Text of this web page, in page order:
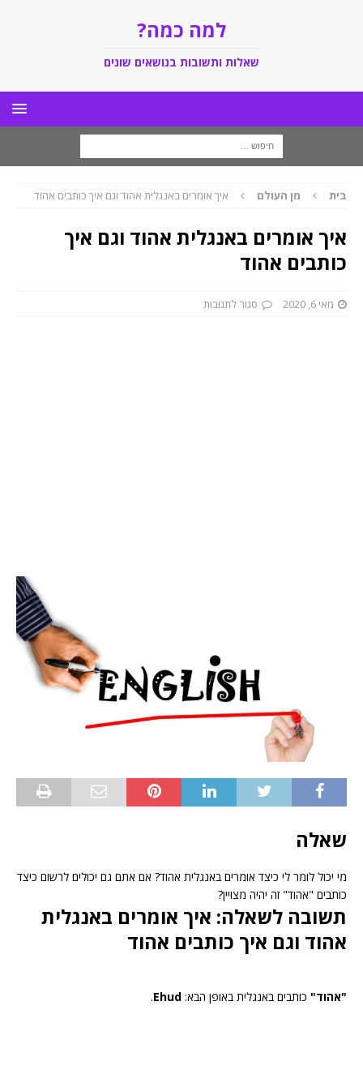
למה כמה?
שאלות ותשובות בנושאים שונים
בית מן העולם איך אומרים באנגלית אהוד וגם איך כותבים אהוד
איך אומרים באנגלית אהוד וגם איך
כותבים אהוד
מאי 6, 2020 סגור לתגובות
שאלה
מי יכול לומר לי כיצד אומרים באנגלית אהוד? אם אתם גם יכולים לרשום כיצד
כותבים "אהוד" זה יהיה מצויין?
תשובה לשאלה: איך אומרים באנגלית
אהוד וגם איך כותבים אהוד
"אהוד" כותבים באנגלית באופן הבא: Ehud
.